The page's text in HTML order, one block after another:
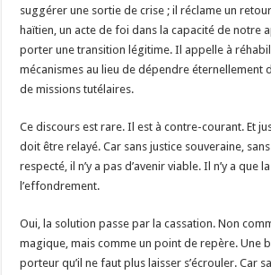
suggérer une sortie de crise ; il réclame un
haïtien, un acte de foi dans la capacité de notre
porter une transition légitime. Il appelle à
mécanismes au lieu de dépendre éternellement
de missions tutélaires.
Ce discours est rare. Il est à contre-courant. Et
doit être relayé. Car sans justice souveraine,
respecté, il n’y a pas d’avenir viable. Il n’y a que
l’effondrement.
Oui, la solution passe par la cassation. Non
magique, mais comme un point de repère. Une
porteur qu’il ne faut plus laisser s’écrouler. Car